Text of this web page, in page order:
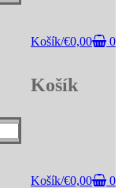
Košík/€0,00 0
Košík
Košík/€0,00 0